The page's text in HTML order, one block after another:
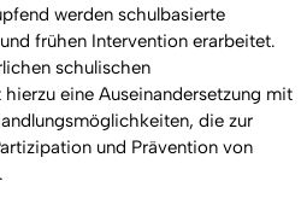
werden schulbasierte
frühen Intervention erarbeitet.
schulischen
eine Auseinandersetzung mit
die zur
und Prävention von